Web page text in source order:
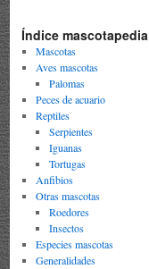
Índice mascotapedia
Mascotas
Aves mascotas
Palomas
Peces de acuario
Reptiles
Serpientes
Iguanas
Tortugas
Anfibios
Otras mascotas
Roedores
Insectos
Especies mascotas
Generalidades